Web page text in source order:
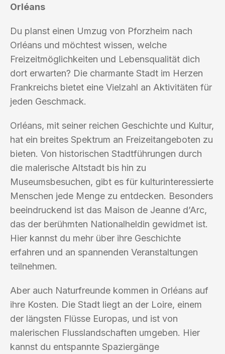
Orléans
Du planst einen Umzug von Pforzheim nach
Orléans und möchtest wissen, welche
Freizeitmöglichkeiten und Lebensqualität dich
dort erwarten? Die charmante Stadt im Herzen
Frankreichs bietet eine Vielzahl an Aktivitäten für
jeden Geschmack.
Orléans, mit seiner reichen Geschichte und Kultur,
hat ein breites Spektrum an Freizeitangeboten zu
bieten. Von historischen Stadtführungen durch
die malerische Altstadt bis hin zu
Museumsbesuchen, gibt es für kulturinteressierte
Menschen jede Menge zu entdecken. Besonders
beeindruckend ist das Maison de Jeanne d’Arc,
das der berühmten Nationalheldin gewidmet ist.
Hier kannst du mehr über ihre Geschichte
erfahren und an spannenden Veranstaltungen
teilnehmen.
Aber auch Naturfreunde kommen in Orléans auf
ihre Kosten. Die Stadt liegt an der Loire, einem
der längsten Flüsse Europas, und ist von
malerischen Flusslandschaften umgeben. Hier
kannst du entspannte Spaziergänge